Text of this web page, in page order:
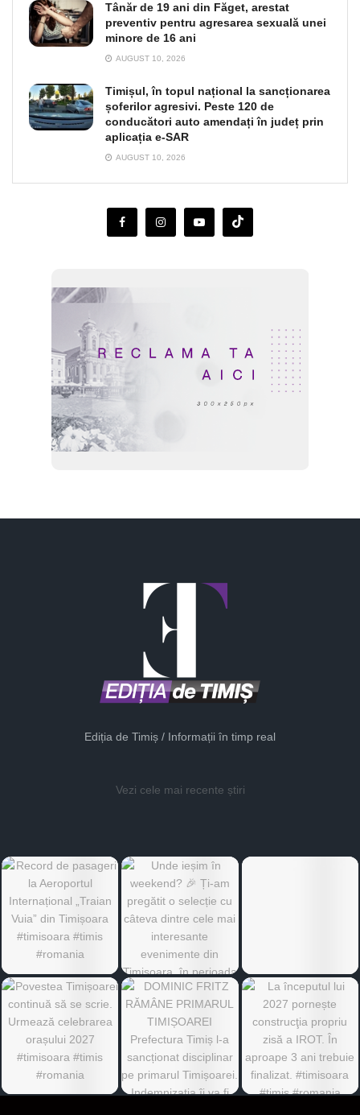
Tânăr de 19 ani din Făget, arestat
preventiv pentru agresarea sexuală unei
minore de 16 ani
AUGUST 10, 2026
Timișul, în topul național la sancționarea
șoferilor agresivi. Peste 120 de
conducători auto amendați în județ prin
aplicația e-SAR
AUGUST 10, 2026
Ediția de Timiș / Informații în timp real
Vezi cele mai recente știri